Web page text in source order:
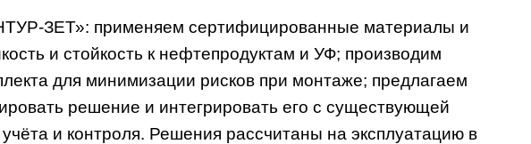
ЗЕТ»: применяем сертифицированные материалы и
и стойкость к нефтепродуктам и УФ; производим
для минимизации рисков при монтаже; предлагаем
решение и интегрировать его с существующей
и контроля. Решения рассчитаны на эксплуатацию в